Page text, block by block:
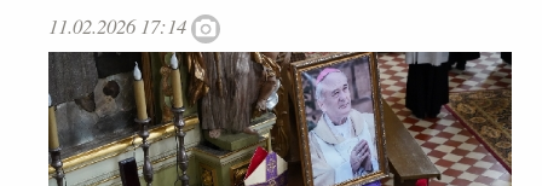
11.02.2026 17:14